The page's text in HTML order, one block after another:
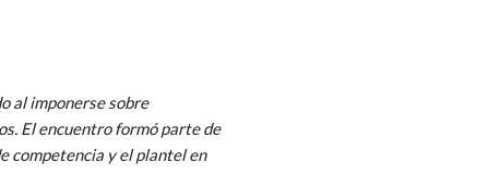
al imponerse sobre
El encuentro formó parte de
competencia y el plantel en